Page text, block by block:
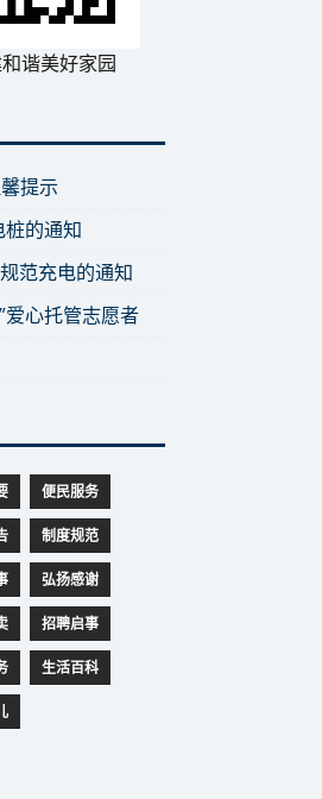
谐美好家园
提示
的通知
范充电的通知
爱心托管志愿者
便民服务
制度规范
弘扬感谢
招聘启事
生活百科